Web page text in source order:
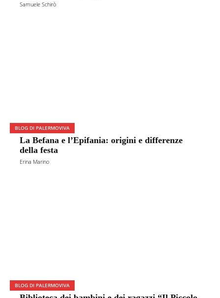
Samuele Schirò
BLOG DI PALERMOVIVA
La Befana e l’Epifania: origini e differenze
della festa
Erina Marino
BLOG DI PALERMOVIVA